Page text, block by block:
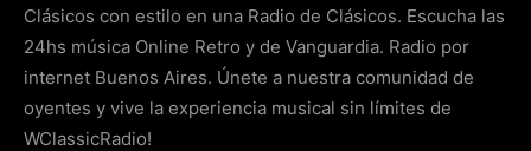
Clásicos con estilo en una Radio de Clásicos. Escucha las
24hs música Online Retro y de Vanguardia. Radio por
internet Buenos Aires. Únete a nuestra comunidad de
oyentes y vive la experiencia musical sin límites de
WClassicRadio!